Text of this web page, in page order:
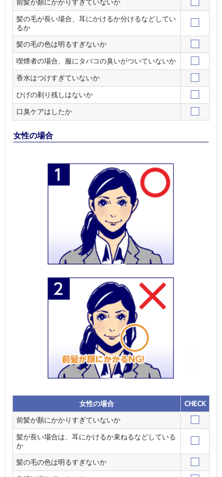
前髪が顏にかかりすぎていないか
髪の毛が長い場合、耳にかけるか分けるなどしてい
るか
髪の毛の色は明るすぎないか
喫煙者の場合、服にタバコの臭いがついていないか
香水はつけすぎていないか
ひげの剃り残しはないか
口臭ケアはしたか
女性の場合
女性の場合 CHECK
前髪が顏にかかりすぎていないか
髪が長い場合は、耳にかけるか束ねるなどしている
か
髪の毛の色は明るすぎないか